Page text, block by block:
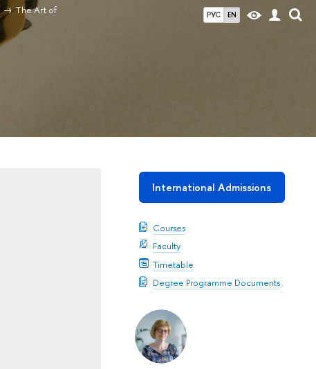
РУС EN
The Art of
International Admissions
Courses
Faculty
Timetable
Degree Programme Documents